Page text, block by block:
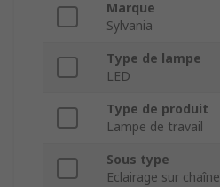
Marque
Sylvania
Type de lampe
LED
Type de produit
Lampe de travail
Sous type
Eclairage sur chaîne